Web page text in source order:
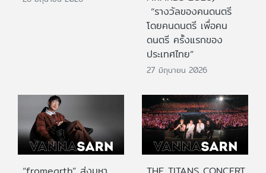
“รางวัลของคนดนตรี
โดยคนดนตรี เพื่อคน
ดนตรี ครั้งแรกของ
ประเทศไทย”
27 มิถุนายน 2026